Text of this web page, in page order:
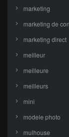
marketing
marketing de
marketing direct
meilleur
meilleure
meilleurs
mini
modele photo
mulhouse